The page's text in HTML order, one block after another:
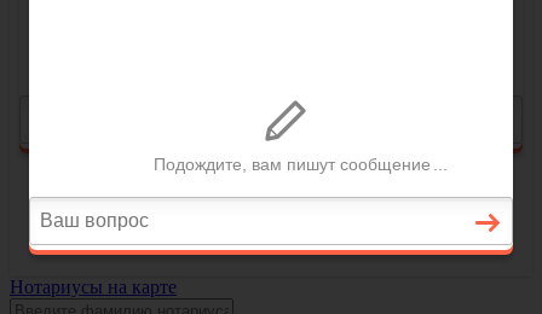
Нотариусы на карте